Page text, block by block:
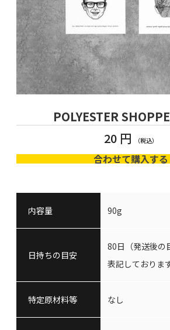
POLYESTER
20 円
合わせて購入する
内容量 90g
日持ちの目安
80日（発送後の
表記しております
特定原材料等 なし